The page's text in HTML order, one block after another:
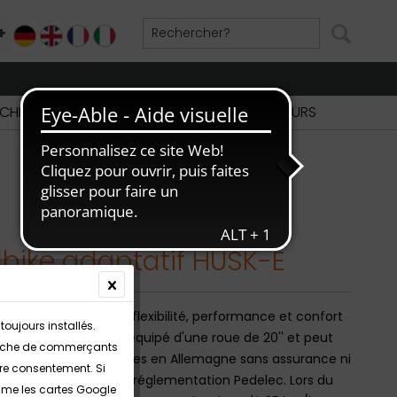
DE EN FR
DE REVENDEURS PARTIE REVENDEURS
adaptatif HUSK-E
Adaptivbike combine flexibilité, performance et confort
compact. Il est équipé d'une roue de 20'' et peut
sur les routes publiques en Allemagne sans assurance ni
dans le cadre de la réglementation Pedelec. Lors du
installés.
de commerçants
consentement. Si
les cartes Google